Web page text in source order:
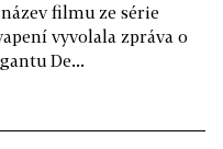
filmu ze série
vyvolala zpráva o
De...